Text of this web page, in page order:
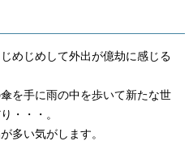
めじめして外出が億劫に感じる
を手に雨の中を歩いて新たな世
・・・。
多い気がします。